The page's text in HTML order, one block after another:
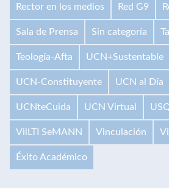
Rector en los medios Red G9
Sala de Prensa Sin categoría
Teología-Afta UCN+Sustentable
UCN-Constituyente UCN al Día
UCNteCuida UCN Virtual
VilLTI SeMANN Vinculación
Éxito Académico